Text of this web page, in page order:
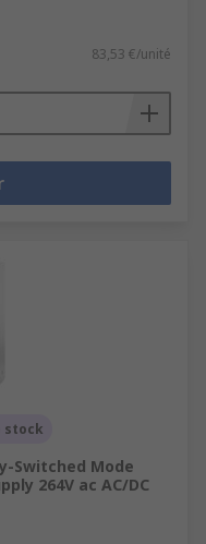
83,53 €/unité
stock
Switched Mode
264V ac AC/DC